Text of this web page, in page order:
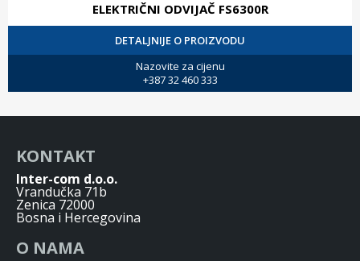
ELEKTRIČNI ODVIJAČ FS6300R
DETALJNIJE O PROIZVODU
Nazovite za cijenu
+387 32 460 333
KONTAKT
Inter-com d.o.o.
Vrandučka 71b
Zenica 72000
Bosna i Hercegovina
O NAMA